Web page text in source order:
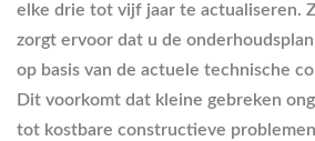
elke drie tot vijf jaar te actualiseren.
zorgt ervoor dat u de
op basis van de actuele technische
Dit voorkomt dat kleine gebreken
tot kostbare constructieve